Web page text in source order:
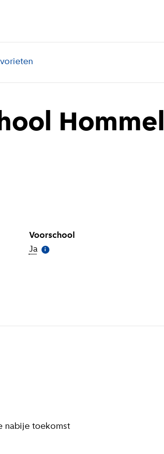
Hommel
Voorschool
Ja( Meer informatie
i
nabije toekomst